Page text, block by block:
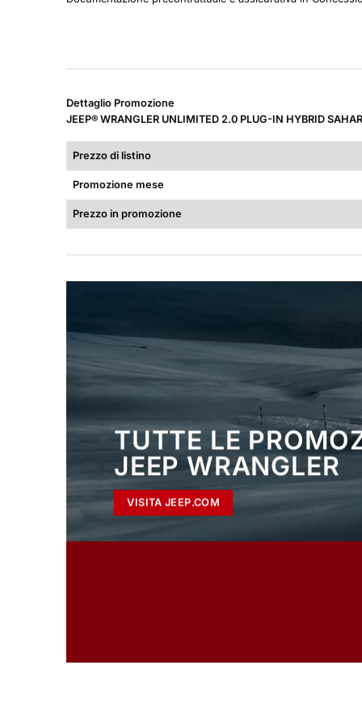
Dettaglio Promozione
JEEP® WRANGLER UNLIMITED 2.0 PLUG-IN HYBRID
Prezzo di listino
Promozione mese
Prezzo in promozione
TUTTE LE
JEEP WRANGLER
VISITA JEEP.COM